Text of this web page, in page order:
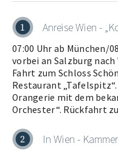
1 Anreise Wien -
07:00 Uhr ab München/
vorbei an Salzburg
Fahrt zum Schloss
Restaurant
Orangerie mit dem
Orchester“. Rückfahrt
2 In Wien -